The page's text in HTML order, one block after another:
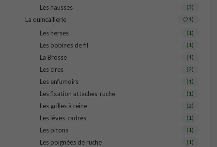
Les hausses (3)
La quincaillerie (21)
Les herses (1)
Les bobines de fil (1)
La Brosse (1)
Les cires (2)
Les enfumoirs (1)
Les fixation attaches-ruche (1)
Les grilles à reine (2)
Les lèves-cadres (1)
Les pitons (1)
Les poignées de ruche (1)